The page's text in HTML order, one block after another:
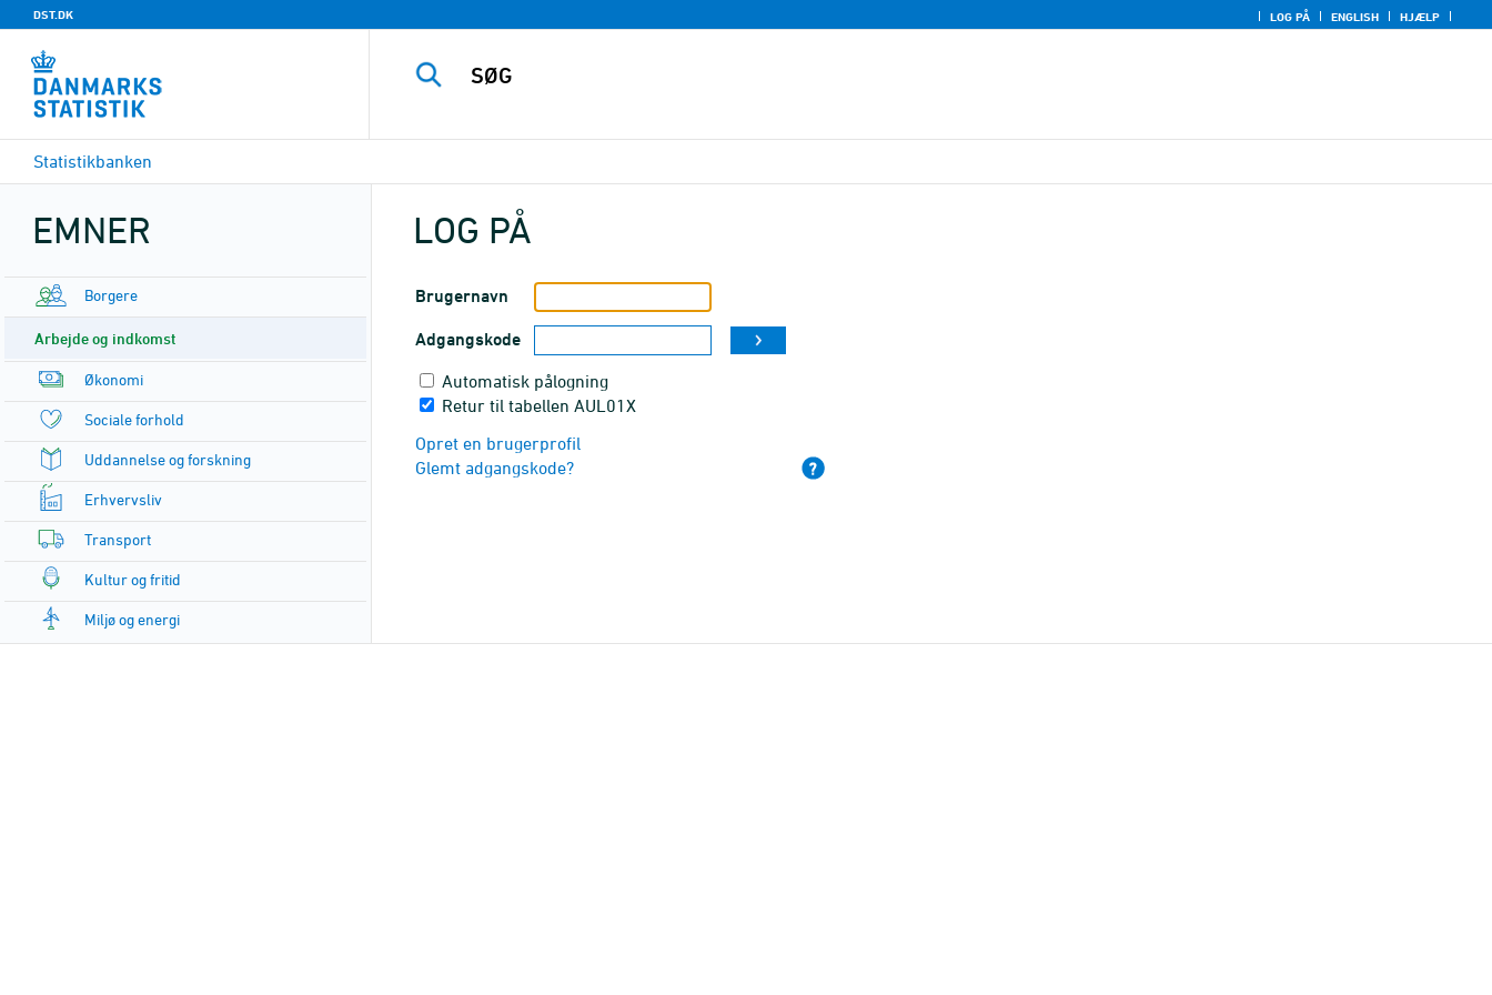
DST.DK LOG PÅ ENGLISH HJÆLP
Statistikbanken
EMNER
Borgere
Arbejde og indkomst
Økonomi
Sociale forhold
Uddannelse og forskning
Erhvervsliv
Transport
Kultur og fritid
Miljø og energi
LOG PÅ
Brugernavn
Adgangskode
Automatisk pålogning
Retur til tabellen AUL01X
Opret en brugerprofil
Glemt adgangskode?